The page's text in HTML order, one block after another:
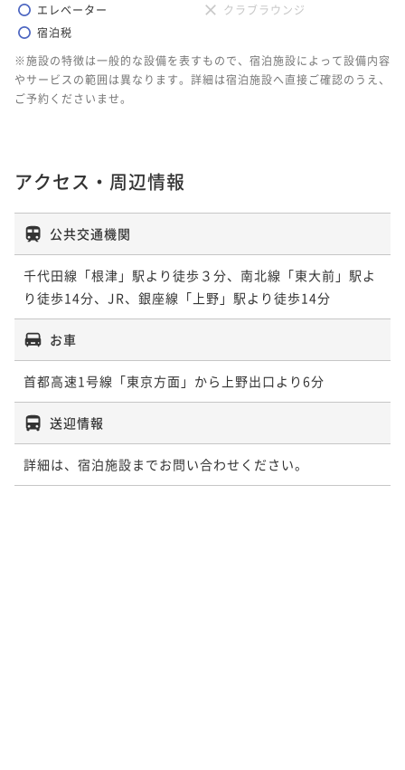
エレベーター
クラブラウンジ
宿泊税
※施設の特徴は一般的な設備を表すもので、宿泊施設によって設備内容
やサービスの範囲は異なります。詳細は宿泊施設へ直接ご確認のうえ、
ご予約くださいませ。
アクセス・周辺情報
公共交通機関
千代田線「根津」駅より徒歩３分、南北線「東大前」駅よ
り徒歩14分、JR、銀座線「上野」駅より徒歩14分
お車
首都高速1号線「東京方面」から上野出口より6分
送迎情報
詳細は、宿泊施設までお問い合わせください。